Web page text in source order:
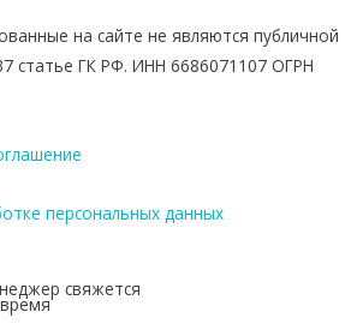
на сайте не являются публичной
статье ГК РФ. ИНН 6686071107 ОГРН
персональных данных
свяжется